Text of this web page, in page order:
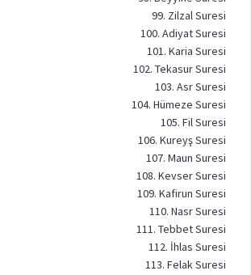
99. Zilzal Suresi
100. Adiyat Suresi
101. Karia Suresi
102. Tekasur Suresi
103. Asr Suresi
104. Hümeze Suresi
105. Fil Suresi
106. Kureyş Suresi
107. Maun Suresi
108. Kevser Suresi
109. Kafirun Suresi
110. Nasr Suresi
111. Tebbet Suresi
112. İhlas Suresi
113. Felak Suresi